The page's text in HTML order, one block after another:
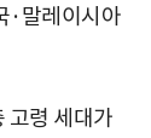
·말레이시아
고령 세대가